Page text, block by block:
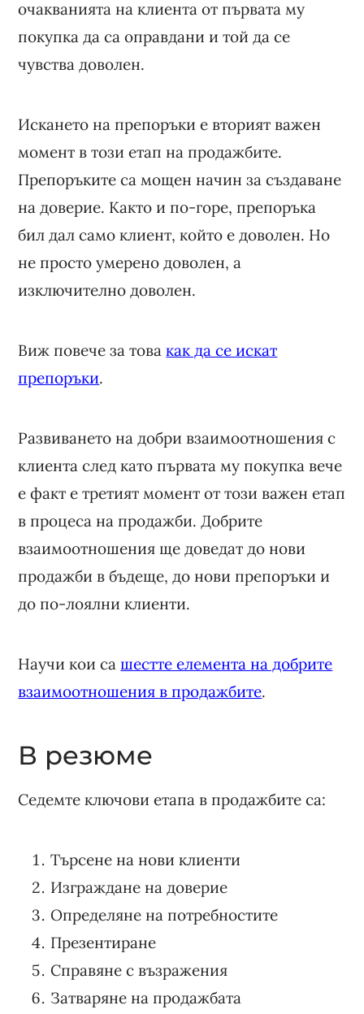
очакванията на клиента от първата му
покупка да са оправдани и той да се
чувства доволен.
Искането на препоръки е вторият важен
момент в този етап на продажбите.
Препоръките са мощен начин за създаване
на доверие. Както и по-горе, препоръка
бил дал само клиент, който е доволен. Но
не просто умерено доволен, а
изключително доволен.
Виж повече за товакак да се искат
препоръки.
Развиването на добри взаимоотношения с
клиента след като първата му покупка вече
е факт е третият момент от този важен етап
в процеса на продажби. Добрите
взаимоотношения ще доведат до нови
продажби в бъдеще, до нови препоръки и
до по-лоялни клиенти.
Научи кои са шестте елемента на добрите
взаимоотношения в продажбите.
В резюме
Седемте ключови етапа в продажбите са:
Търсене на нови клиенти
Изграждане на доверие
Определяне на потребностите
Презентиране
Справяне с възражения
Затваряне на продажбата